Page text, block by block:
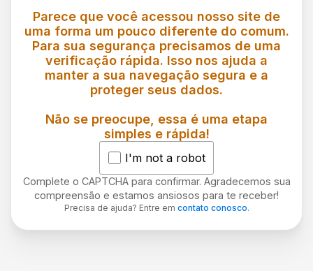
Parece que você acessou nosso site de
uma forma um pouco diferente do comum.
Para sua segurança precisamos de uma
verificação rápida. Isso nos ajuda a
manter a sua navegação segura e a
proteger seus dados.
Não se preocupe, essa é uma etapa
simples e rápida!
I'm not a robot
Complete o CAPTCHA para confirmar. Agradecemos sua
compreensão e estamos ansiosos para te receber!
Precisa de ajuda? Entre em contato conosco.